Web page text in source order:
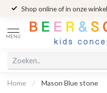
Shop online of in onze winkel
MENU
Home / Mason Blue stone